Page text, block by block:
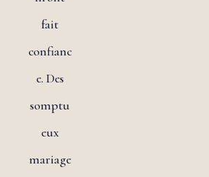
fait
confianc
e. Des
somptu
eux
mariage